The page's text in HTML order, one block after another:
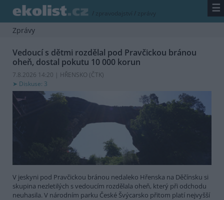
/ zpravodajství / zprávy ☰
Zprávy
Vedoucí s dětmi rozdělal pod Pravčickou bránou
oheň, dostal pokutu 10 000 korun
7.8.2026 14:20 | HŘENSKO (ČTK)
Diskuse: 3
V jeskyni pod Pravčickou bránou nedaleko Hřenska na Děčínsku si
skupina nezletilých s vedoucím rozdělala oheň, který při odchodu
neuhasila. V národním parku České Švýcarsko přitom platí nejvyšší